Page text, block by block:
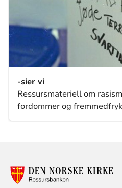
-sier vi
Ressursmateriell om
fordommer og